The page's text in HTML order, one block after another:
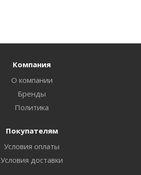
Компания
О компании
Бренды
Политика
Покупателям
Условия оплаты
Условия доставки